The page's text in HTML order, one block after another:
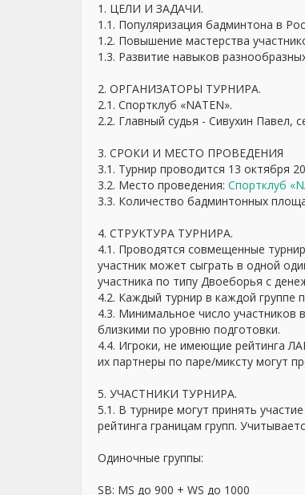
1. ЦЕЛИ И ЗАДАЧИ.
1.1. Популяризация бадминтона в
1.2. Повышение мастерства
1.3. Развитие навыков
2. ОРГАНИЗАТОРЫ ТУРНИРА.
2.1. Спортклуб «NATEN».
2.2. Главный судья - Сивухин
3. СРОКИ И МЕСТО ПРОВЕДЕНИЯ
3.1. Турнир проводится 13 октября
3.2. Место проведения: Спортклуб
3.3. Количество бадминтонных
4. СТРУКТУРА ТУРНИРА.
4.1. Проводятся совмещенные
участник может сыграть в одной
участника по типу Двоеборья с
4.2. Каждый турнир в каждой группе
4.3. Минимальное число участников
близкими по уровню подготовки.
4.4. Игроки, не имеющие рейтинга
их партнеры по паре/миксту могут
5. УЧАСТНИКИ ТУРНИРА.
5.1. В турнире могут принять
рейтинга границам групп.
Одиночные группы:
SB: MS до 900 + WS до 1000